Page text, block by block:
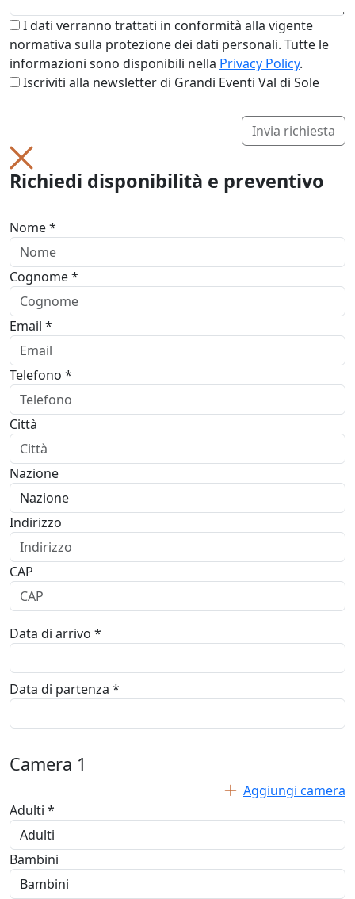
I dati verranno trattati in conformità alla vigente
normativa sulla protezione dei dati personali. Tutte le
informazioni sono disponibili nella Privacy Policy.
Iscriviti alla newsletter di Grandi Eventi Val di Sole
Invia richiesta
Richiedi disponibilità e preventivo
Nome *
Cognome *
Email *
Telefono *
Città
Nazione
Indirizzo
CAP
Data di arrivo *
Data di partenza *
Camera 1
Aggiungi camera
Adulti *
Bambini